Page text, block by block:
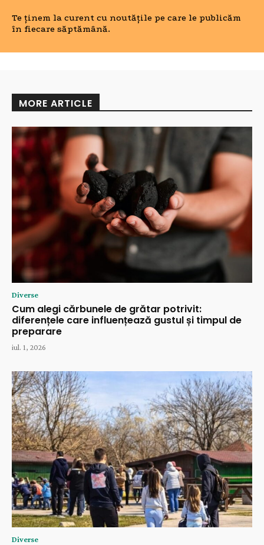
Te ținem la curent cu noutățile pe care le publicăm
în fiecare săptămână.
MORE ARTICLE
Diverse
Cum alegi cărbunele de grătar potrivit:
diferențele care influențează gustul și timpul de
preparare
iul. 1, 2026
Diverse